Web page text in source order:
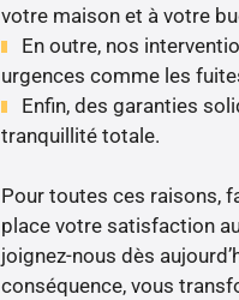
votre maison et à votre
En outre, nos
urgences comme les
Enfin, des garanties
tranquillité totale.
Pour toutes ces raisons,
place votre satisfaction
joignez-nous dès
conséquence, vous